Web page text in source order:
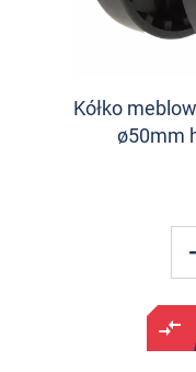
Kółko
ø50mm